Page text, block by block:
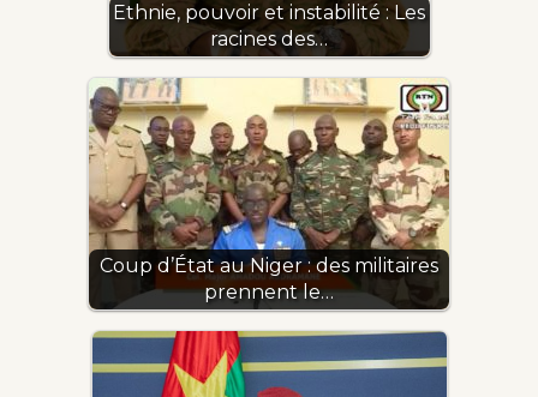
Ethnie, pouvoir et instabilité : Les
racines des…
Coup d’État au Niger : des militaires
prennent le…